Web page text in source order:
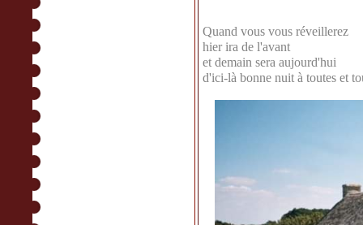
Quand vous vous réveillerez
hier ira de l'avant
et demain sera aujourd'hui
d'ici-là bonne nuit à toutes et